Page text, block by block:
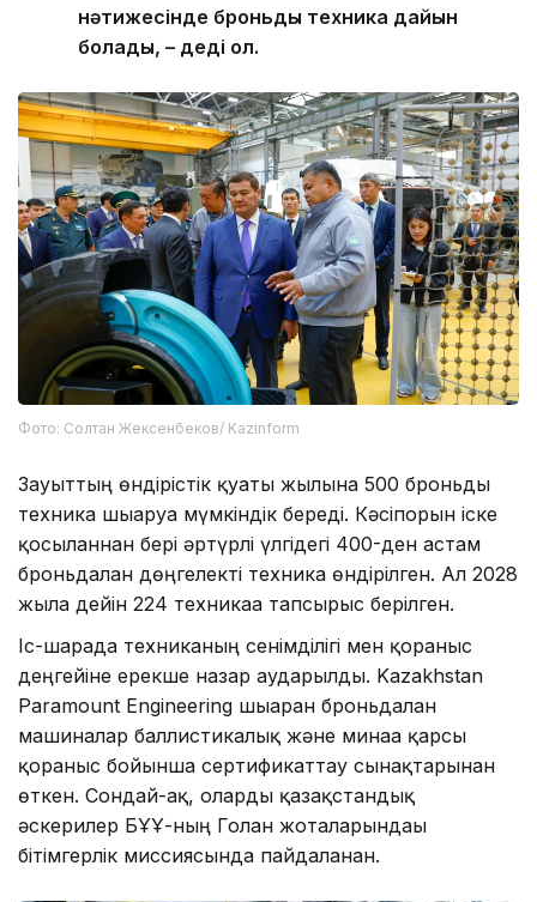
нәтижесінде броньды техника дайын
болады, – деді ол.
Фото: Солтан Жексенбеков/ Kazinform
Зауыттың өндірістік қуаты жылына 500 броньды
техника шығаруға мүмкіндік береді. Кәсіпорын іске
қосылғаннан бері әртүрлі үлгідегі 400-ден астам
броньдалған дөңгелекті техника өндірілген. Ал 2028
жылға дейін 224 техникаға тапсырыс берілген.
Іс-шарада техниканың сенімділігі мен қорғаныс
деңгейіне ерекше назар аударылды. Kazakhstan
Paramount Engineering шығарған броньдалған
машиналар баллистикалық және минаға қарсы
қорғаныс бойынша сертификаттау сынақтарынан
өткен. Сондай-ақ, оларды қазақстандық
әскерилер БҰҰ-ның Голан жоталарындағы
бітімгерлік миссиясында пайдаланған.